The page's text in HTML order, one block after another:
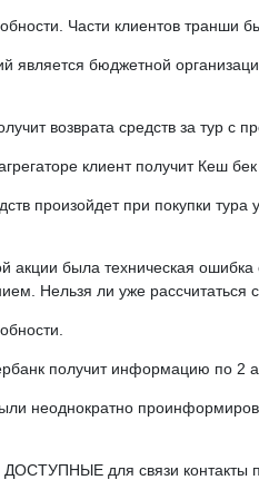
Части клиентов транши
является бюджетной
возврата средств за тур
клиент получит Кеш
произойдет при покупки
акции была техническая
Нельзя ли уже рассчитаться
получит информацию по 2
неоднократно
для связи контакты